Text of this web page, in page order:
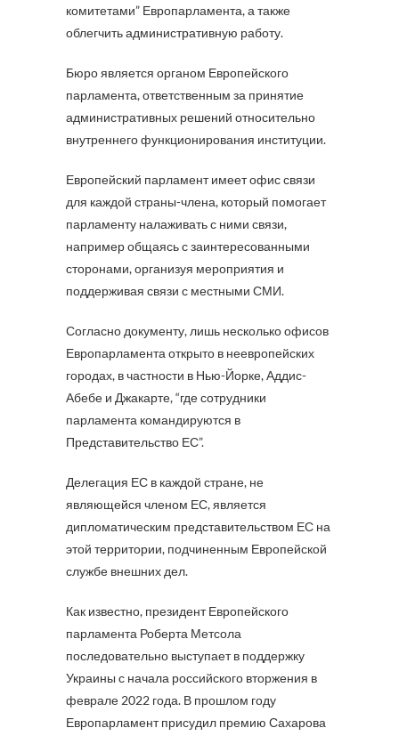
комитетами” Европарламента, а также
облегчить административную работу.
Бюро является органом Европейского
парламента, ответственным за принятие
административных решений относительно
внутреннего функционирования институции.
Европейский парламент имеет офис связи
для каждой страны-члена, который помогает
парламенту налаживать с ними связи,
например общаясь с заинтересованными
сторонами, организуя мероприятия и
поддерживая связи с местными СМИ.
Согласно документу, лишь несколько офисов
Европарламента открыто в неевропейских
городах, в частности в Нью-Йорке, Аддис-
Абебе и Джакарте, “где сотрудники
парламента командируются в
Представительство ЕС”.
Делегация ЕС в каждой стране, не
являющейся членом ЕС, является
дипломатическим представительством ЕС на
этой территории, подчиненным Европейской
службе внешних дел.
Как известно, президент Европейского
парламента Роберта Метсола
последовательно выступает в поддержку
Украины с начала российского вторжения в
феврале 2022 года. В прошлом году
Европарламент присудил премию Сахарова